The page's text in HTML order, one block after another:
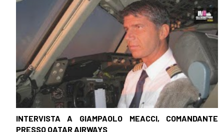
INTERVISTA A GIAMPAOLO MEACCI, COMANDANTE
PRESSO QATAR AIRWAYS